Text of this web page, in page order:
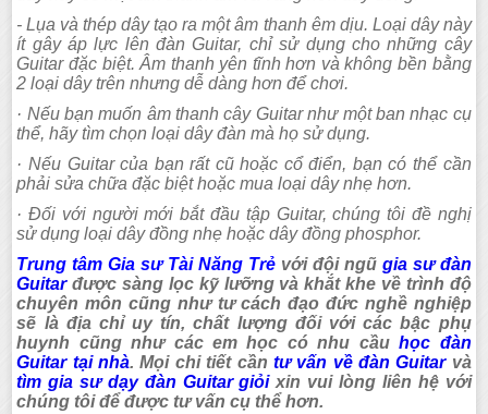
- Lụa và thép dây tạo ra một âm thanh êm dịu. Loại dây này
ít gây áp lực lên đàn Guitar, chỉ sử dụng cho những cây
Guitar đặc biệt. Âm thanh yên tĩnh hơn và không bền bằng
2 loại dây trên nhưng dễ dàng hơn để chơi.
· Nếu bạn muốn âm thanh cây Guitar như một ban nhạc cụ
thể, hãy tìm chọn loại dây đàn mà họ sử dụng.
· Nếu Guitar của bạn rất cũ hoặc cổ điển, bạn có thể cần
phải sửa chữa đặc biệt hoặc mua loại dây nhẹ hơn.
· Đối với người mới bắt đầu tập Guitar, chúng tôi đề nghị
sử dụng loại dây đồng nhẹ hoặc dây đồng phosphor.
Trung tâm Gia sư Tài Năng Trẻ với đội ngũ gia sư đàn
Guitarđược sàng lọc kỹ lưỡng và khắt khe về trình độ
chuyên môn cũng như tư cách đạo đức nghề nghiệp
sẽ là địa chỉ uy tín, chất lượng đối với các bậc phụ
huynh cũng như các em học có nhu cầuhọc đàn
Guitar tại nhà. Mọi chi tiết cần tư vấn về đàn Guitarvà
tìm gia sư dạy đàn Guitar giỏixin vui lòng liên hệ với
chúng tôi để được tư vấn cụ thể hơn.